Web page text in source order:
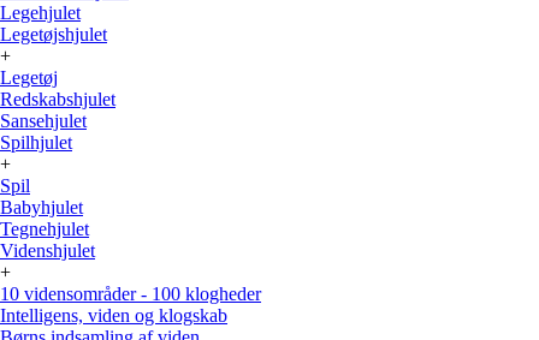
Legehjulet
Legetøjshjulet
+
Legetøj
Redskabshjulet
Sansehjulet
Spilhjulet
+
Spil
Babyhjulet
Tegnehjulet
Videnshjulet
+
10 vidensområder - 100 klogheder
Intelligens, viden og klogskab